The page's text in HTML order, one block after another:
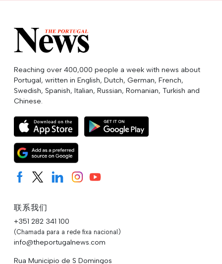
Reaching over 400,000 people a week with news about
Portugal, written in English, Dutch, German, French,
Swedish, Spanish, Italian, Russian, Romanian, Turkish and
Chinese.
联系我们
+351 282 341 100
(Chamada para a rede fixa nacional)
info@theportugalnews.com
Rua Municipio de S Domingos